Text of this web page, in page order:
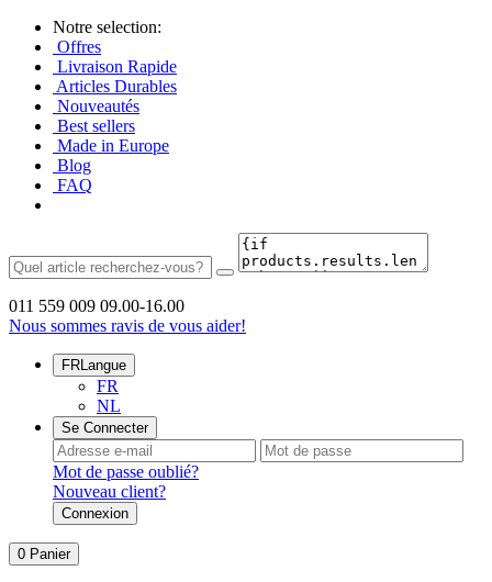
Notre selection:
Offres
Livraison Rapide
Articles Durables
Nouveautés
Best sellers
Made in Europe
Blog
FAQ
011 559 009 09.00-16.00
Nous sommes ravis de vous aider!
FRLangue
FR
NL
Se Connecter
Mot de passe oublié?
Nouveau client?
Connexion
0 Panier